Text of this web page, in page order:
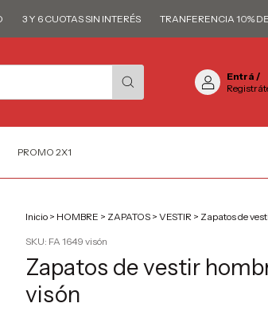
3 Y 6 CUOTAS SIN INTERÉS TRANFERENCIA 10% DE
Entrá /
PROMO 2X1
Inicio > HOMBRE > ZAPATOS > VESTIR > Zapatos de
SKU: FA 1649 visón
Zapatos de vestir
visón